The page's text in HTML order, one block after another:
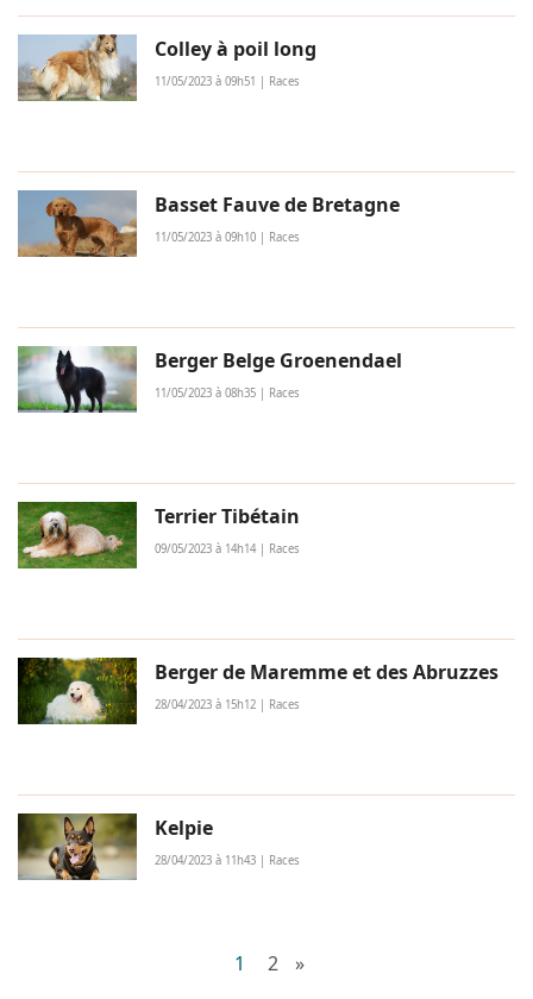
Colley à poil long
11/05/2023 à 09h51 | Races
Basset Fauve de Bretagne
11/05/2023 à 09h10 | Races
Berger Belge Groenendael
11/05/2023 à 08h35 | Races
Terrier Tibétain
09/05/2023 à 14h14 | Races
Berger de Maremme et des Abruzzes
28/04/2023 à 15h12 | Races
Kelpie
28/04/2023 à 11h43 | Races
1 2 »